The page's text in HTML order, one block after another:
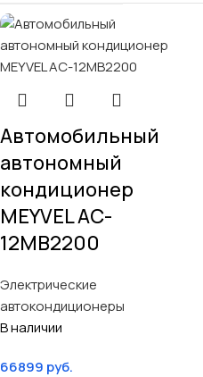
Автомобильный
автономный
кондиционер
MEYVEL AC-
12MB2200
Электрические
автокондиционеры
В наличии
66899 руб.